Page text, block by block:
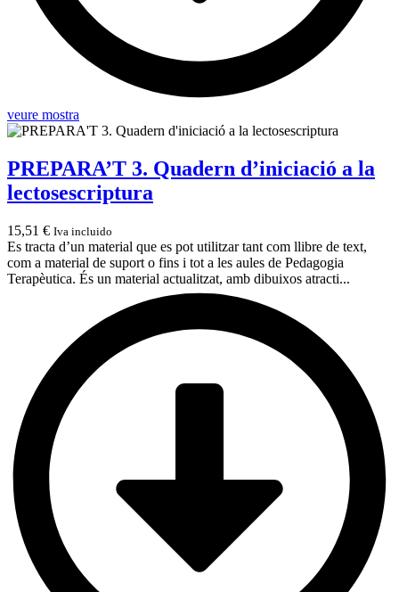
veure mostra
PREPARA’T 3. Quadern d’iniciació a la
lectosescriptura
15,51 € Iva incluido
Es tracta d’un material que es pot utilitzar tant com llibre de text,
com a material de suport o fins i tot a les aules de Pedagogia
Terapèutica. És un material actualitzat, amb dibuixos atracti...